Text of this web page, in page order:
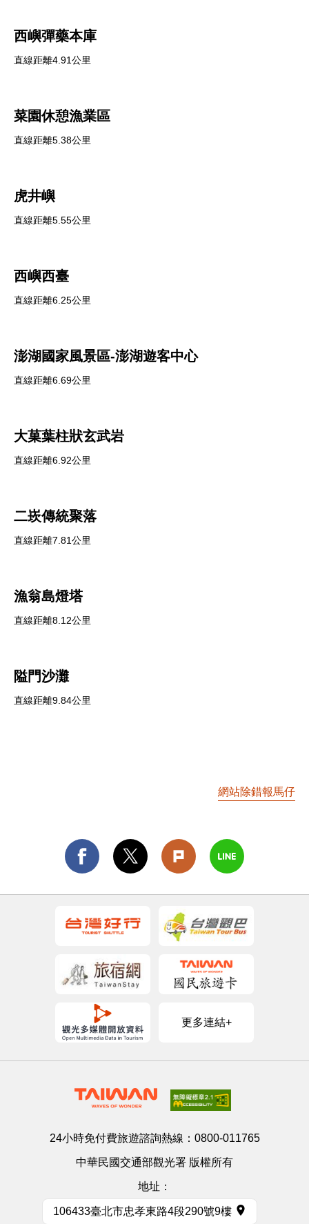
西嶼彈藥本庫
直線距離4.91公里
菜園休憩漁業區
直線距離5.38公里
虎井嶼
直線距離5.55公里
西嶼西臺
直線距離6.25公里
澎湖國家風景區-澎湖遊客中心
直線距離6.69公里
大菓葉柱狀玄武岩
直線距離6.92公里
二崁傳統聚落
直線距離7.81公里
漁翁島燈塔
直線距離8.12公里
隘門沙灘
直線距離9.84公里
網站除錯報馬仔
更多連結+
24小時免付費旅遊諮詢熱線： 0800-011765
中華民國交通部觀光署 版權所有
地址：
106433臺北市忠孝東路4段290號9樓